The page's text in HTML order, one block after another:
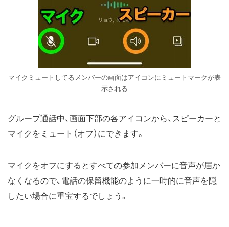
マイクミュートしてるメンバーの画面はアイコンにミュートマークが表
示される
グループ通話中、画面下部の各アイコンから、スピーカーと
マイクをミュート（オフ）にできます。
マイクをオフにするとすべての参加メンバーに音声が届か
なくなるので、電話の保留機能のように一時的に音声を隠
したい場合に重宝するでしょう。